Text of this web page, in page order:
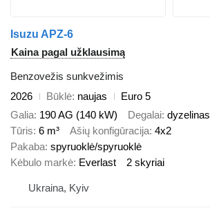
Isuzu APZ-6
Kaina pagal užklausimą
Benzovežis sunkvežimis
2026
Būklė naujas
Euro 5
Galia 190 AG (140 kW) Degalai dyzelinas
Tūris 6 m³ Ašių konfigūracija 4x2
Pakaba spyruoklė/spyruoklė
Kėbulo markė Everlast 2 skyriai
Ukraina, Kyiv